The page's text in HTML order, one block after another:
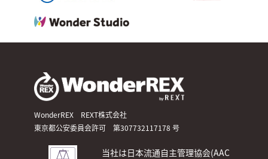
WonderREX REXT株式会社
東京都公安委員会許可 第307732117178 号
当社は日本流通自主管理協会(AAC